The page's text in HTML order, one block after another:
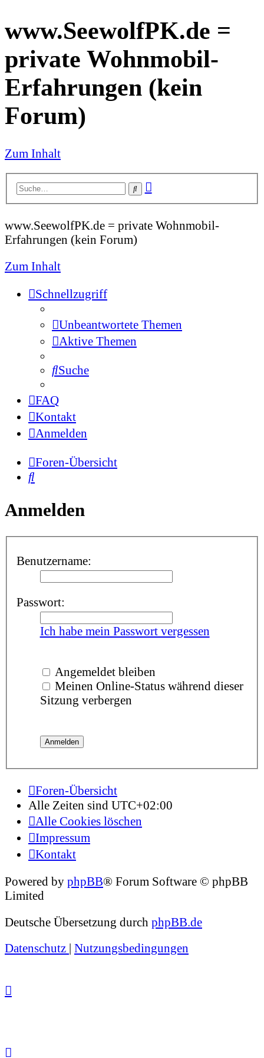
www.SeewolfPK.de =
private Wohnmobil-
Erfahrungen (kein
Forum)
Zum Inhalt
SucheErweiterte
www.SeewolfPK.de = private Wohnmobil-
Erfahrungen (kein Forum)
Zum Inhalt
Schnellzugriff
Unbeantwortete Themen
Aktive Themen
Suche
FAQ
Kontakt
Anmelden
Foren-Übersicht
Anmelden
Benutzername:
Passwort:
Ich habe mein Passwort vergessen
Angemeldet bleiben
Meinen Online-Status während dieser
Sitzung verbergen
Foren-Übersicht
Alle Zeiten sind UTC+02:00
Alle Cookies löschen
Impressum
Kontakt
Powered by phpBB® Forum Software © phpBB
Limited
Deutsche Übersetzung durch phpBB.de
Datenschutz | Nutzungsbedingungen